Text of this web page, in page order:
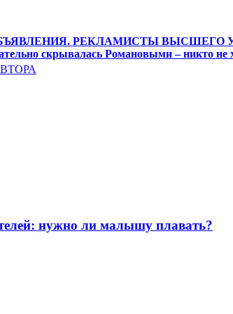
РЕКЛАМИСТЫ ВЫСШЕГО
скрывалась Романовыми – никто не
нужно ли малышу плавать?